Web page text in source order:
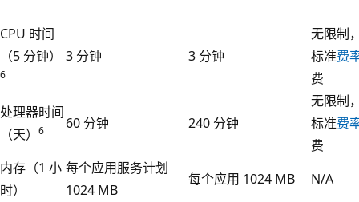
CPU 时间
（5 分钟）
6
3 分钟 3 分钟
无限制
标准费
费
处理器时间
（天）
6 60 分钟 240 分钟
无限制
标准费
费
内存（1 小
时）
每个应用服务计划
1024 MB
每个应用 1024 MB N/A